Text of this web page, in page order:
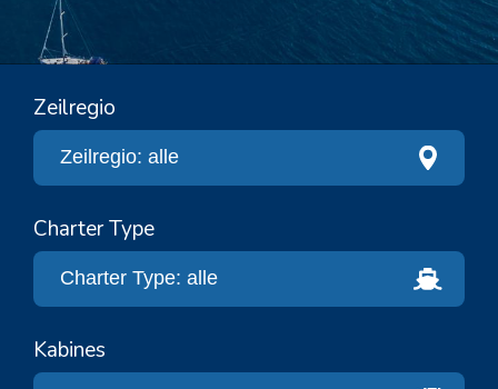
Zeilregio
Charter Type
Kabines